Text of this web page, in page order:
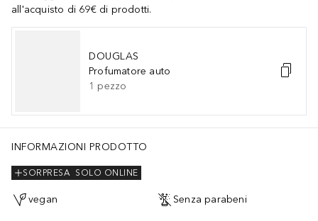
all'acquisto di 69€ di prodotti.
DOUGLAS
Profumatore auto
1 pezzo
INFORMAZIONI PRODOTTO
SOLO ONLINE
SORPRESA
vegan Senza parabeni